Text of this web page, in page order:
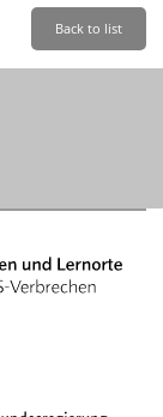
Back to list